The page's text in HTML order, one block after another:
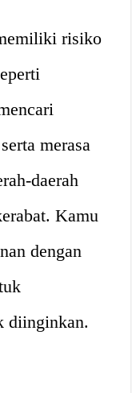
risiko
merasa
daerah
Kamu
dengan
diinginkan.